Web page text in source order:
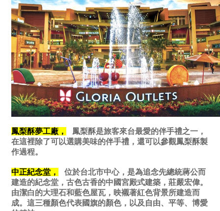
鳳梨酥夢工廠，
鳳梨酥是旅客來台最愛的伴手禮之一，
在這裡除了可以選購美味的伴手禮，還可以參觀鳳梨酥製
作過程。
中正紀念堂，
位於台北市中心，是為追念先總統蔣公而
建造的紀念堂，古色古香的中國宮殿式建築，莊嚴宏偉。
由潔白的大理石和藍色屋瓦，映襯著紅色背景所建造而
成。這三種顏色代表國旗的顏色，以及自由、平等、博愛